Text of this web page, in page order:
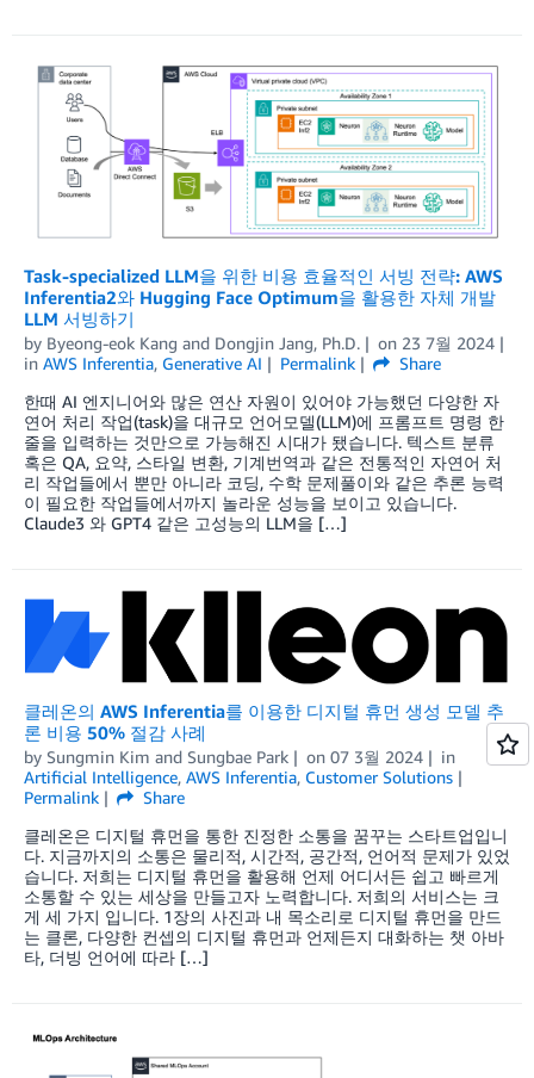
Task-specialized LLM을 위한 비용 효율적인 서빙 전략: AWS
Inferentia2와 Hugging Face Optimum을 활용한 자체 개발
LLM 서빙하기
by Byeong-eok Kang and Dongjin Jang, Ph.D. on 23 7월 2024
in AWS Inferentia, Generative AI Permalink
Share
한때 AI 엔지니어와 많은 연산 자원이 있어야 가능했던 다양한 자
연어 처리 작업(task)을 대규모 언어모델(LLM)에 프롬프트 명령 한
줄을 입력하는 것만으로 가능해진 시대가 됐습니다. 텍스트 분류
혹은 QA, 요약, 스타일 변환, 기계번역과 같은 전통적인 자연어 처
리 작업들에서 뿐만 아니라 코딩, 수학 문제풀이와 같은 추론 능력
이 필요한 작업들에서까지 놀라운 성능을 보이고 있습니다.
Claude3 와 GPT4 같은 고성능의 LLM을 […]
클레온의 AWS Inferentia를 이용한 디지털 휴먼 생성 모델 추
론 비용 50% 절감 사례
by Sungmin Kim and Sungbae Park on 07 3월 2024
in
Artificial Intelligence, AWS Inferentia, Customer Solutions
Permalink
Share
클레온은 디지털 휴먼을 통한 진정한 소통을 꿈꾸는 스타트업입니
다. 지금까지의 소통은 물리적, 시간적, 공간적, 언어적 문제가 있었
습니다. 저희는 디지털 휴먼을 활용해 언제 어디서든 쉽고 빠르게
소통할 수 있는 세상을 만들고자 노력합니다. 저희의 서비스는 크
게 세 가지 입니다. 1장의 사진과 내 목소리로 디지털 휴먼을 만드
는 클론, 다양한 컨셉의 디지털 휴먼과 언제든지 대화하는 챗 아바
타, 더빙 언어에 따라 […]